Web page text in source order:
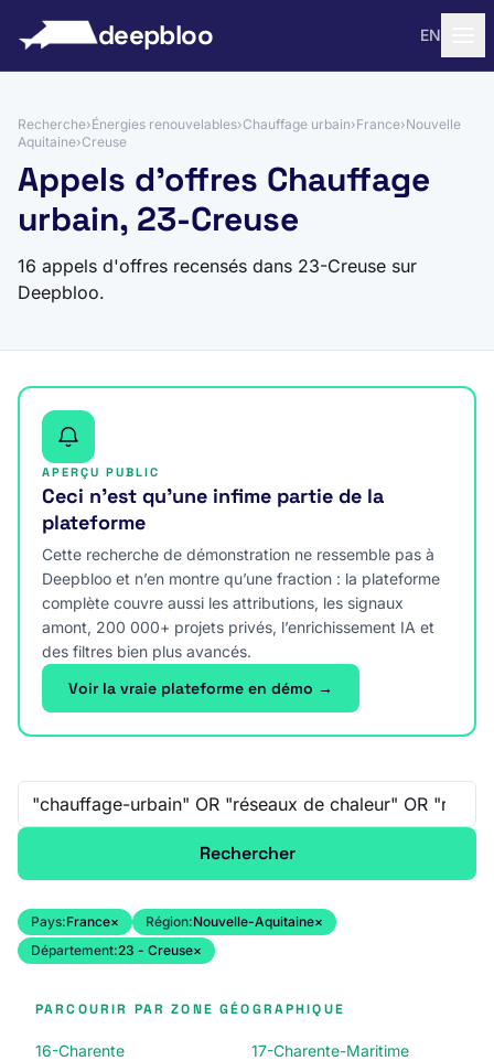
deepbloo EN
Recherche›Énergies renouvelables›Chauffage urbain›France›Nouvelle
Aquitaine›Creuse
Appels d'offres Chauffage
urbain, 23-Creuse
16 appels d'offres recensés dans 23-Creuse sur
Deepbloo.
APERÇU PUBLIC
Ceci n’est qu’une infime partie de la
plateforme
Cette recherche de démonstration ne ressemble pas à
Deepbloo et n’en montre qu’une fraction : la plateforme
complète couvre aussi les attributions, les signaux
amont, 200 000+ projets privés, l’enrichissement IA et
des filtres bien plus avancés.
Voir la vraie plateforme en démo →
Recherche libre
Rechercher
Pays:France× Région:Nouvelle-Aquitaine×
Département:23 - Creuse×
PARCOURIR PAR ZONE GÉOGRAPHIQUE
16-Charente
17-Charente-Maritime